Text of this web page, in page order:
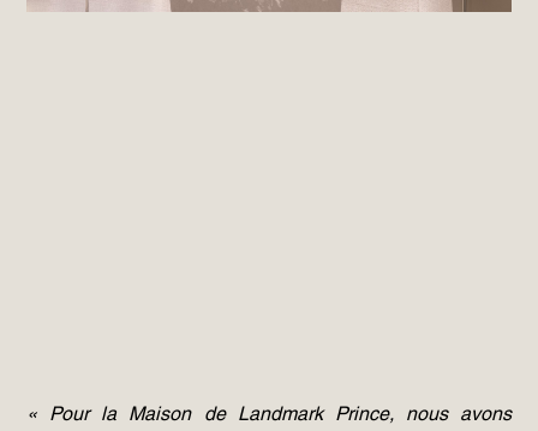
« Pour la Maison de Landmark Prince, nous avons